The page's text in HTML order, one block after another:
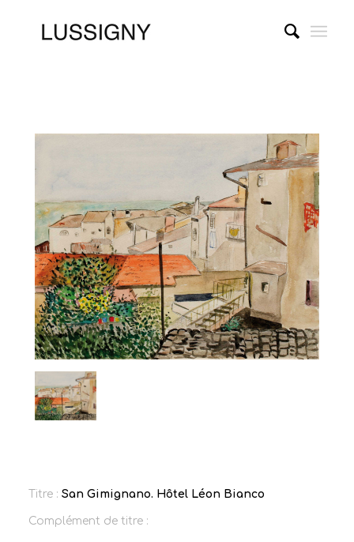
Titre : San Gimignano. Hôtel Léon Bianco
Complément de titre :